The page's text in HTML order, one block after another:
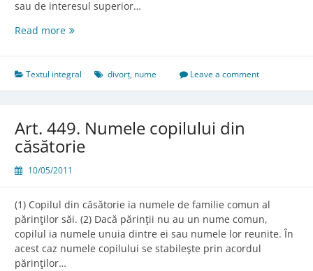
sau de interesul superior…
Read moreArt.
de
familie
Textul integral divorț, nume Leave a comment
Art. 449. Numele copilului din
căsătorie
10/05/2011
(1) Copilul din căsătorie ia numele de familie comun al
părinţilor săi. (2) Dacă părinţii nu au un nume comun,
copilul ia numele unuia dintre ei sau numele lor reunite. În
acest caz numele copilului se stabileşte prin acordul
părinţilor…